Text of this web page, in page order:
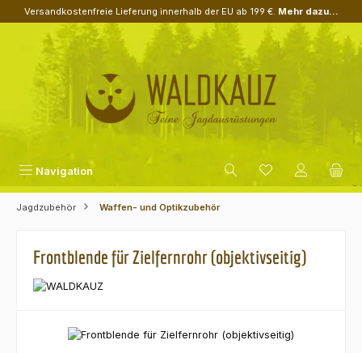
Zum Hauptinhalt springen
Versandkostenfreie Lieferung innerhalb der EU ab 199 €. Mehr dazu...
Navigation
Jagdzubehör Waffen- und Optikzubehör
Frontblende für Zielfernrohr (objektivseitig)
Bildergalerie überspringen